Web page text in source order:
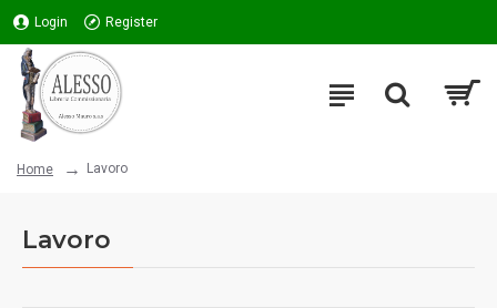
Login Register
Home Lavoro
Lavoro